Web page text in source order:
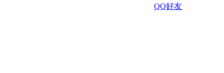
QQ好友